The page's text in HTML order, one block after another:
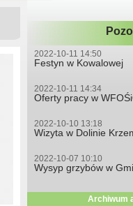
2022-10-11 14:50
Festyn w Kowalowej
2022-10-11 14:34
Oferty pracy w
2022-10-10 13:18
Wizyta w Dolinie
2022-10-07 10:10
Wysyp grzybów w
Archiwum